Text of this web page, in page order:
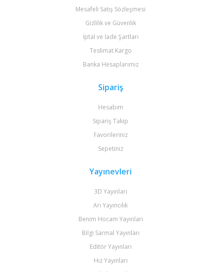
Mesafeli Satış Sözleşmesi
Gizlilik ve Güvenlik
İptal ve İade Şartları
Teslimat Kargo
Banka Hesaplarımız
Sipariş
Hesabım
Sipariş Takip
Favorileriniz
Sepetiniz
Yayınevleri
3D Yayınları
Arı Yayıncılık
Benim Hocam Yayınları
Bilgi Sarmal Yayınları
Editör Yayınları
Hız Yayınları